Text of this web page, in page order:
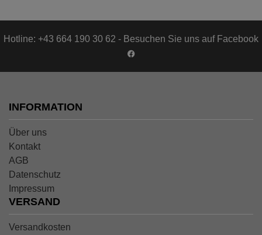
Hotline: +43 664 190 30 62 - Besuchen Sie uns auf Facebook
INFORMATION
Über uns
Kontakt
AGB
Datenschutz
Impressum
VERSAND
Versandkosten